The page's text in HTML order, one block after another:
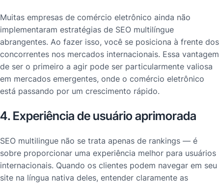
Muitas empresas de comércio eletrônico ainda não
implementaram estratégias de SEO multilíngue
abrangentes. Ao fazer isso, você se posiciona à frente dos
concorrentes nos mercados internacionais. Essa vantagem
de ser o primeiro a agir pode ser particularmente valiosa
em mercados emergentes, onde o comércio eletrônico
está passando por um crescimento rápido.
4. Experiência de usuário aprimorada
SEO multilingue não se trata apenas de rankings — é
sobre proporcionar uma experiência melhor para usuários
internacionais. Quando os clientes podem navegar em seu
site na língua nativa deles, entender claramente as